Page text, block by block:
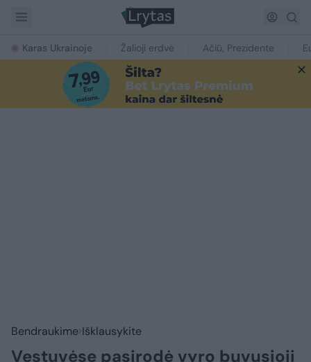
Karas Ukrainoje Žalioji erdvė Ačiū, Prezidente
Bendraukime Išklausykite
Vestuvėse pasirodė vyro buvusioji